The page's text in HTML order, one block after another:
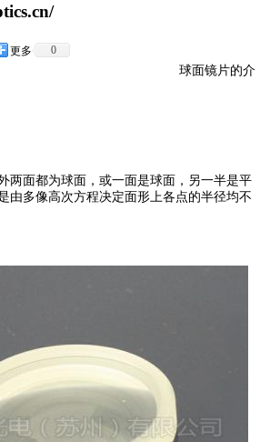
更多 0
球面镜片的介
两面都为球面，或一面是球面，另一半是平
由多像高次方程决定面形上各点的半径均不